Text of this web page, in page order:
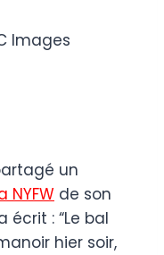
Images
un
de son
écrit : “Le bal
hier soir,